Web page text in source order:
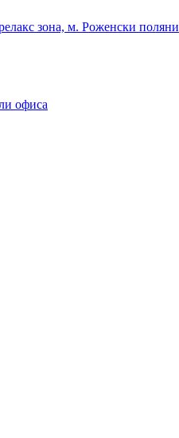
зона, м. Роженски поляни
офиса